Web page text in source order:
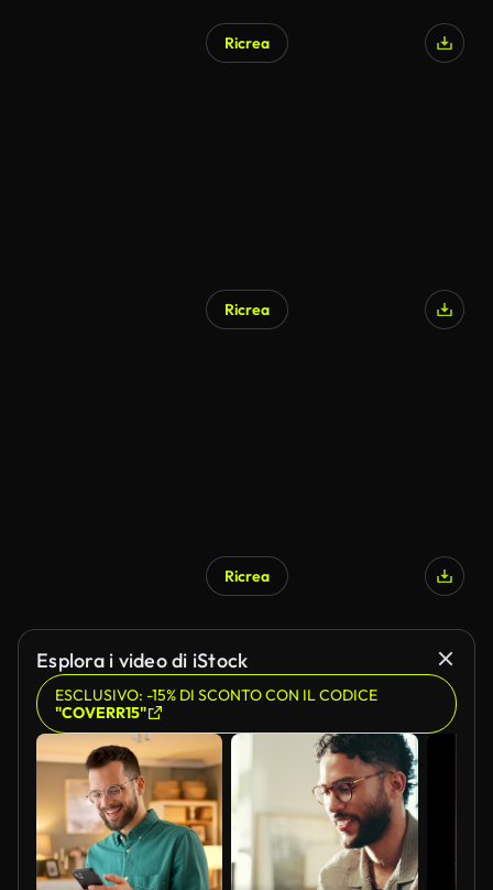
Ricrea
Ricrea
Ricrea
Esplora i video di iStock
ESCLUSIVO: -15% DI SCONTO CON IL CODICE
"COVERR15"